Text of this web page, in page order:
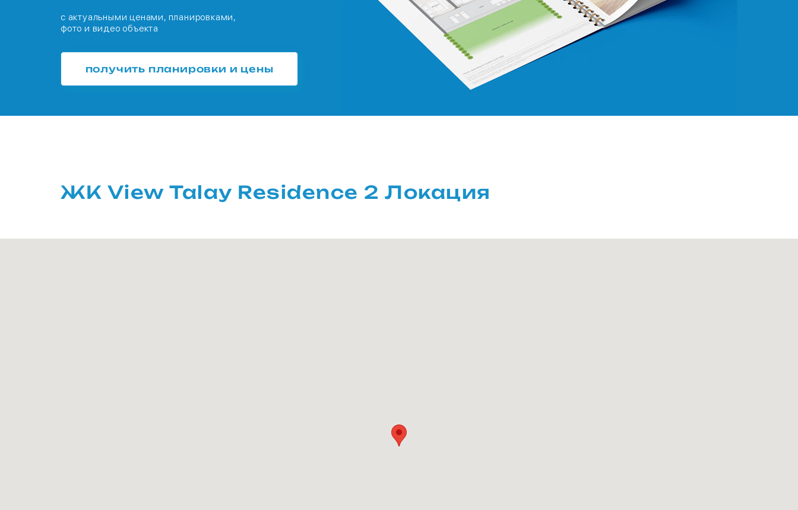
с актуальными ценами, планировками,
фото и видео объекта
получить планировки и цены
ЖК View Talay Residence 2 Локация